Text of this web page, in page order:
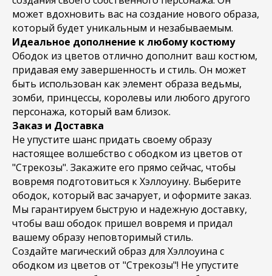
может вдохновить вас на создание нового образа,
который будет уникальным и незабываемым.
Идеальное дополнение к любому костюму
Ободок из цветов отлично дополнит ваш костюм,
придавая ему завершенность и стиль. Он может
быть использован как элемент образа ведьмы,
зомби, принцессы, королевы или любого другого
персонажа, который вам близок.
Заказ и Доставка
Не упустите шанс придать своему образу
настоящее волшебство с ободком из цветов от
"Стрекозы". Закажите его прямо сейчас, чтобы
вовремя подготовиться к Хэллоуину. Выберите
ободок, который вас зачарует, и оформите заказ.
Мы гарантируем быструю и надежную доставку,
чтобы ваш ободок пришел вовремя и придал
вашему образу неповторимый стиль.
Создайте магический образ для Хэллоуина с
ободком из цветов от "Стрекозы"! Не упустите